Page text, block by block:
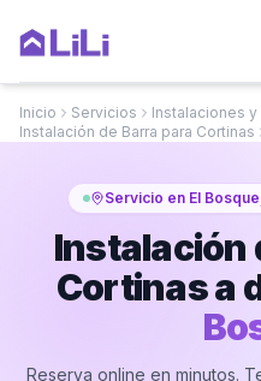
Inicio Servicios
Instalaciones y
Instalación de Barra para Cortinas
Servicio en El
Instalación
Cortinas a
Reserva online en minutos.